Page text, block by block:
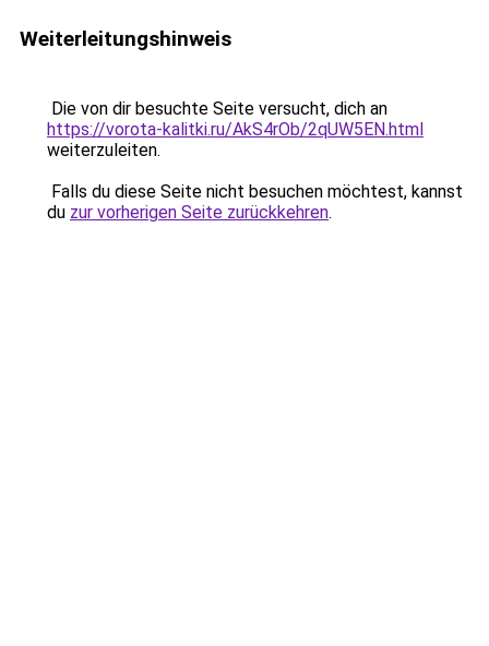
Weiterleitungshinweis
Die von dir besuchte Seite versucht, dich an
https://vorota-kalitki.ru/AkS4rOb/2qUW5EN.html
weiterzuleiten.
Falls du diese Seite nicht besuchen möchtest, kannst
du zur vorherigen Seite zurückkehren.